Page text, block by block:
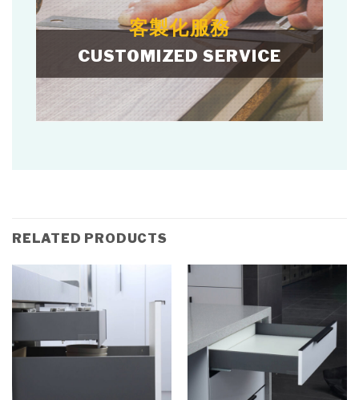
客製化服務
CUSTOMIZED SERVICE
RELATED PRODUCTS